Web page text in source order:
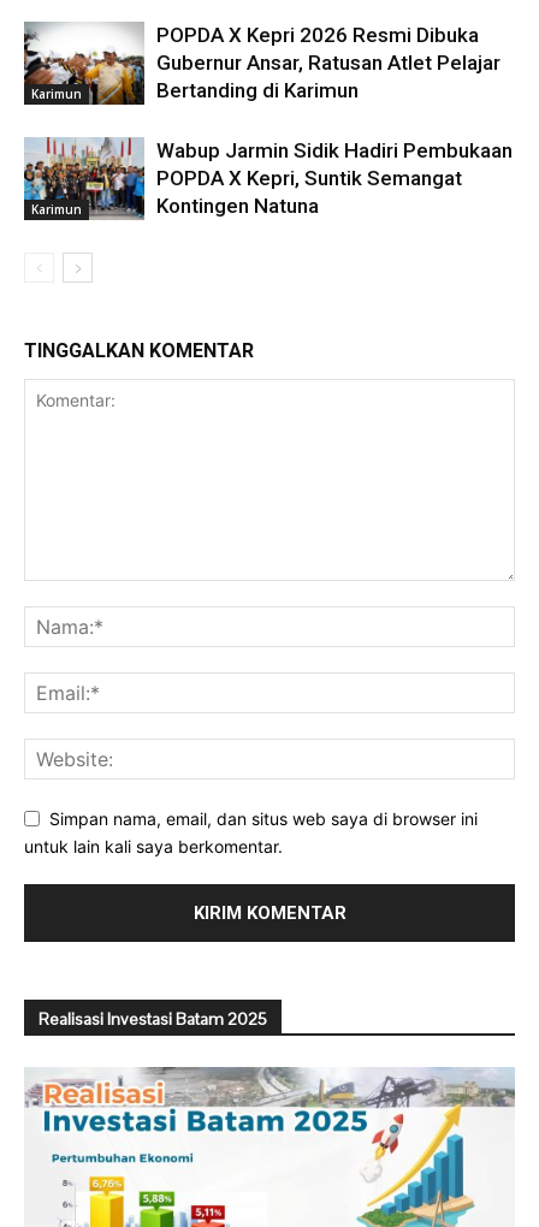
Karimun
POPDA X Kepri 2026 Resmi Dibuka
Gubernur Ansar, Ratusan Atlet Pelajar
Bertanding di Karimun
Karimun
Wabup Jarmin Sidik Hadiri Pembukaan
POPDA X Kepri, Suntik Semangat
Kontingen Natuna
TINGGALKAN KOMENTAR
Simpan nama, email, dan situs web saya di browser ini
untuk lain kali saya berkomentar.
Realisasi Investasi Batam 2025